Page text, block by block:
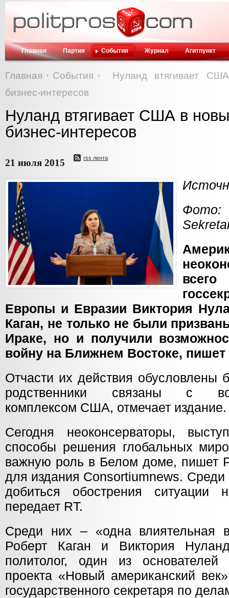
Главная Партия События Журнал Агитпункт
Главная События
Нуланд втягивает
бизнес-интересов
Нуланд втягивает США в
бизнес-интересов
21 июля 2015 rss лента
Европы и Евразии Виктория
Каган, не только не были
Ираке, но и получили
войну на Ближнем Востоке,
Отчасти их действия обусловлены
родственники связаны с
комплексом США, отмечает издание.
Сегодня неоконсерваторы,
способы решения глобальных
важную роль в Белом доме, пишет
для издания Consortiumnews. Среди
добиться обострения ситуации
передает RT.
Среди них – «одна влиятельная
Роберт Каган и Виктория
политолог, один из основателей
проекта «Новый американский
государственного секретаря по